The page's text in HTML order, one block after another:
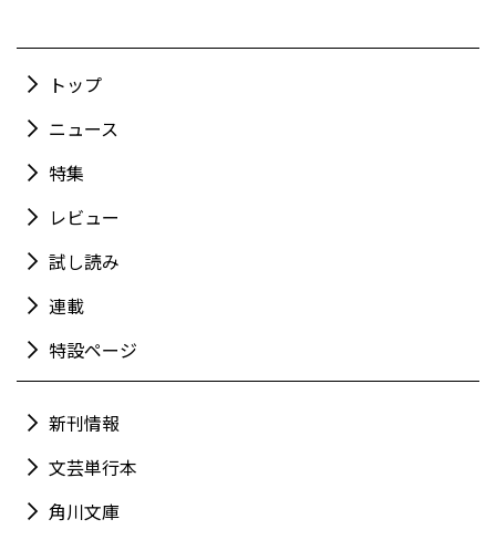
トップ
ニュース
特集
レビュー
試し読み
連載
特設ページ
新刊情報
文芸単行本
角川文庫